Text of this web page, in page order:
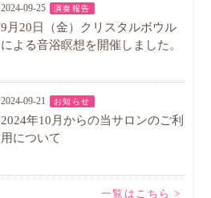
2024-09-25 演奏報告
9月20日（金）クリスタルボウル
による音浴瞑想を開催しました。
2024-09-21 お知らせ
2024年10月からの当サロンのご利
用について
一覧はこちら >